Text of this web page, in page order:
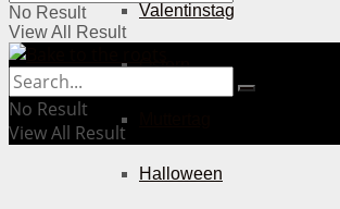
Valentinstag
Ostern
Halloween
No Result
View All Result
No Result
View All Result